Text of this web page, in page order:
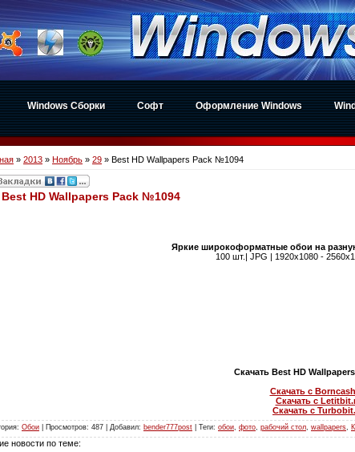
Windows Сборки Софт Оформление Windows
» 2013 » Ноябрь » 29 » Best HD Wallpapers Pack №1094
Best HD Wallpapers Pack №1094
Яркие широкоформатные обои на
100 шт.| JPG | 1920x1080 -
Скачать Best HD
Скачать с
Скачать с
Скачать с
: Обои Просмотров: 487 | Добавил: bender777post Теги: обои фото рабочий стол wallpapers
новости по теме: